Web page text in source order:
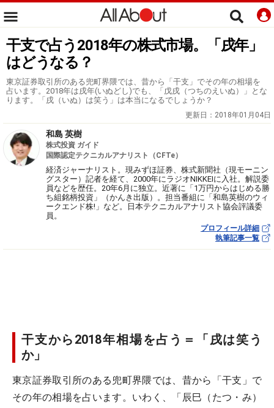
干支で占う2018年の株式市場。「戌年」
はどうなる？
東京証券取引所のある兜町界隈では、昔から「干支」でその年の相場を
占います。2018年は戌年(いぬどし)でも、「戊戌（つちのえいぬ）」とな
ります。「戌（いぬ）は笑う」は本当になるでしょうか？
更新日： 2018年01月04日
和島 英樹
株式投資 ガイド
国際認定テクニカルアナリスト（CFTe）
経済ジャーナリスト。現みずほ証券、株式新聞社（現モーニン
グスター）記者を経て、2000年にラジオNIKKEIに入社。解説委
員などを歴任。20年6月に独立。近著に「1万円からはじめる勝
ち組銘柄投資」（かんき出版）。担当番組に「和島英樹のウィ
ークエンド株!」など。日本テクニカルアナリスト協会評議委
員。
プロフィール詳細
執筆記事一覧
干支から2018年相場を占う＝「戌は笑う
か」
東京証券取引所のある兜町界隈では、昔から「干支」で
その年の相場を占います。いわく、「辰巳（たつ・み）